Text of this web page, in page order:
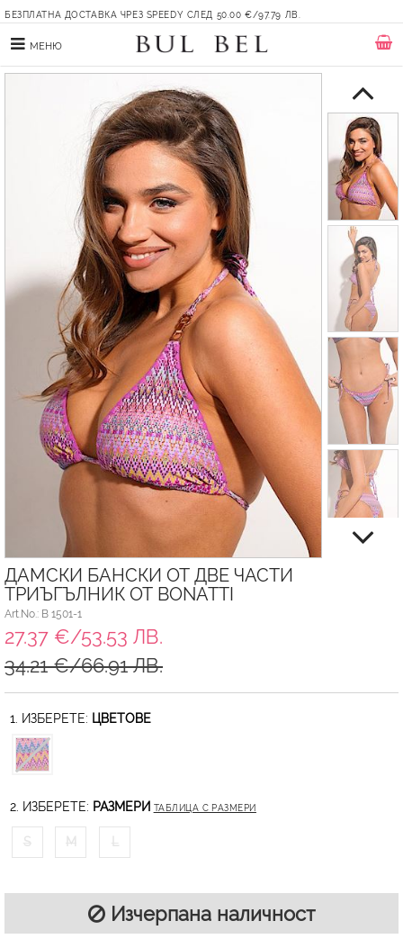
БЕЗПЛАТНА ДОСТАВКА ЧРЕЗ SPEEDY СЛЕД 50.00 €/97.79 ЛВ.
МЕНЮ
ДАМСКИ БАНСКИ ОТ ДВЕ ЧАСТИ
ТРИЪГЪЛНИК ОТ BONATTI
Art.No.: B 1501-1
27.37 €/53.53 ЛВ.
34.21 €/66.91 ЛВ.
1. ИЗБЕРЕТЕ: ЦВЕТОВЕ
2. ИЗБЕРЕТЕ: РАЗМЕРИ ТАБЛИЦА С РАЗМЕРИ
S M L
Изчерпана наличност